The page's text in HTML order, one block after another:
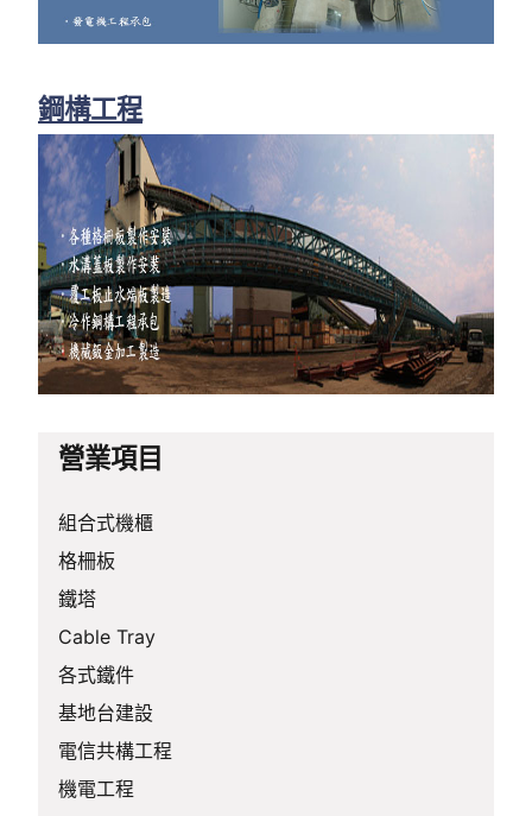
鋼構工程
營業項目
組合式機櫃
格柵板
鐵塔
Cable Tray
各式鐵件
基地台建設
電信共構工程
機電工程